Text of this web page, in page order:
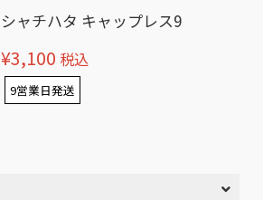
シャチハタ キャップレス9
¥3,100 税込
9営業日発送